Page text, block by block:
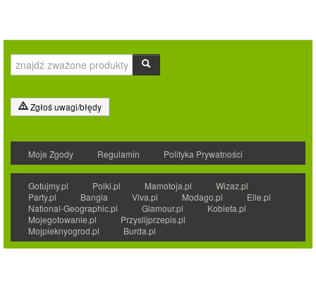
Zgłoś uwagi/błędy
Moje Zgody Regulamin Polityka Prywatności
Gotujmy.pl Polki.pl Mamotoja.pl
Wizaz.pl
Party.pl
Bangla Viva.pl Modago.pl
Elle.pl
National-Geographic.pl
Glamour.pl
Kobieta.pl
Mojegotowanie.pl
Przyslijprzepis.pl
Mojpieknyogrod.pl
Burda.pl